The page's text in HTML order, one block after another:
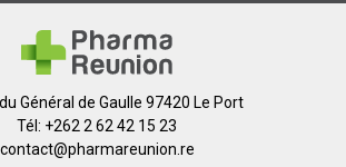
Général de Gaulle 97420 Le Port
Tél: +262 2 62 42 15 23
contact@pharmareunion.re